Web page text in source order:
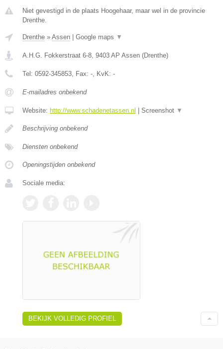
Niet gevestigd in de plaats Hoogehaar, maar wel in de provincie
Drenthe.
Drenthe » Assen Google maps ▼
A.H.G. Fokkerstraat 6-8, 9403 AP Assen (Drenthe)
Tel: 0592-345853, Fax: -, KvK: -
E-mailadres onbekend
Website: http://www.schadenetassen.nl Screenshot ▼
Beschrijving onbekend
Diensten onbekend
Openingstijden onbekend
Sociale media:
BEKIJK VOLLEDIG PROFIEL